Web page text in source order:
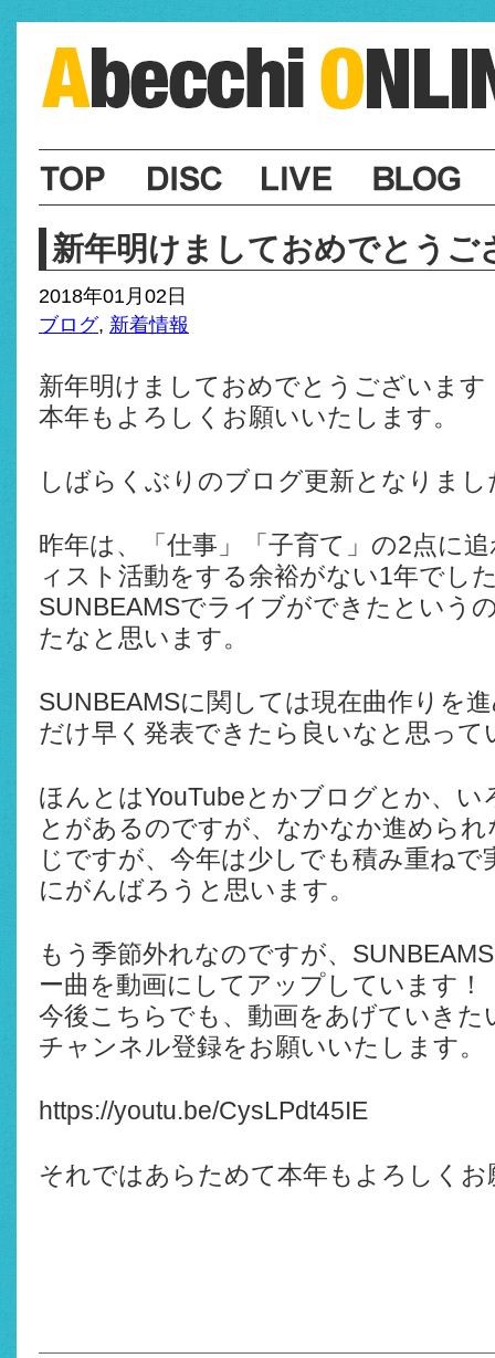
新年明けましておめでとうご
2018年01月02日
ブログ, 新着情報
新年明けましておめでとうございます
本年もよろしくお願いいたします。
しばらくぶりのブログ更新となりまし
昨年は、「仕事」「子育て」の2点に
ィスト活動をする余裕がない1年でし
SUNBEAMSでライブができたという
たなと思います。
SUNBEAMSに関しては現在曲作りを
だけ早く発表できたら良いなと思って
ほんとはYouTubeとかブログとか、
とがあるのですが、なかなか進めら
じですが、今年は少しでも積み重ね
にがんばろうと思います。
もう季節外れなのですが、
ー曲を動画にしてアップしています！
今後こちらでも、動画をあげていきた
チャンネル登録をお願いいたします。
https://youtu.be/CysLPdt45IE
それではあらためて本年もよろしく